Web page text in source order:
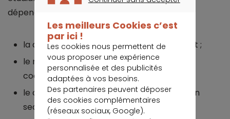
dépendre de plusieurs paramètres :
la déclaration ou non d’un médecin traitant ;
le respect ou non du parcours de soins
coordonnés ;
le choix du professionnel de santé selon son
secteur de convention ;
Les meilleurs Cookies c’est
par ici !
Les cookies nous permettent de
vous proposer une expérience
personnalisée et des publicités
adaptées à vos besoins.
Des partenaires peuvent déposer
des cookies complémentaires
(réseaux sociaux, Google).